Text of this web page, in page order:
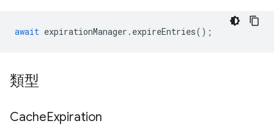
await expirationManager . expireEntries();
類型
CacheExpiration